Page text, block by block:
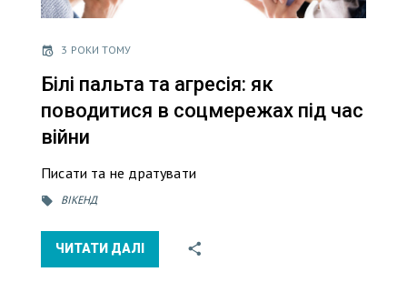
3 РОКИ ТОМУ
Білі пальта та агресія: як
поводитися в соцмережах під час
війни
Писати та не дратувати
ВІКЕНД
ЧИТАТИ ДАЛІ